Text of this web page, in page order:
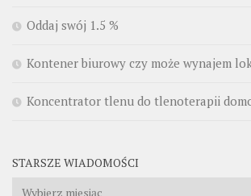
Oddaj swój 1.5 %
Kontener biurowy czy może wynajem
Koncentrator tlenu do tlenoterapii
STARSZE WIADOMOŚCI
Starsze